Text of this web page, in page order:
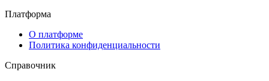
Платформа
О платформе
Политика конфиденциальности
Справочник